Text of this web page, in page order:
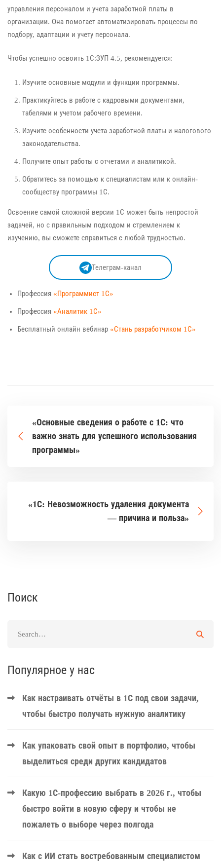
управления персоналом и учета заработной платы в
организации. Она помогает автоматизировать процессы по
подбору, адаптации и учету персонала.
Чтобы успешно освоить 1С:ЗУП 4.5, рекомендуется:
Изучите основные модули и функции программы.
Практикуйтесь в работе с кадровыми документами,
табелями и учетом рабочего времени.
Изучите особенности учета заработной платы и налогового
законодательства.
Получите опыт работы с отчетами и аналитикой.
Обратитесь за помощью к специалистам или к онлайн-
сообществу программы 1С.
Освоение самой сложной версии 1С может быть непростой
задачей, но с правильным подходом и стремлением к
изучению, вы сможете справиться с любой трудностью.
Телеграм-канал
Профессия «Программист 1С»
Профессия «Аналитик 1С»
Бесплатный онлайн вебинар «Стань разработчиком 1С»
«Основные сведения о работе с 1С: что
важно знать для успешного использования
программы»
«1С: Невозможность удаления документа
— причина и польза»
Поиск
Популярное у нас
Как настраивать отчёты в 1С под свои задачи,
чтобы быстро получать нужную аналитику
Как упаковать свой опыт в портфолио, чтобы
выделиться среди других кандидатов
Какую 1С-профессию выбрать в 2026 г., чтобы
быстро войти в новую сферу и чтобы не
пожалеть о выборе через полгода
Как с ИИ стать востребованным специалистом